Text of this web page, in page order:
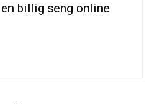
billig seng online